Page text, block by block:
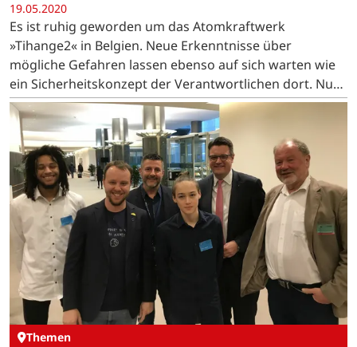
19.05.2020
Es ist ruhig geworden um das Atomkraftwerk
»Tihange2« in Belgien. Neue Erkenntnisse über
mögliche Gefahren lassen ebenso auf sich warten wie
ein Sicherheitskonzept der Verantwortlichen dort. Nun
bringt die Frage, wo radioaktive Abfälle in Belgien ihr
Endlager…
Themen